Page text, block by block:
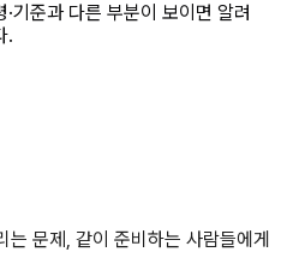
기준과 다른 부분이 보이면 알려
.
는 문제, 같이 준비하는 사람들에게